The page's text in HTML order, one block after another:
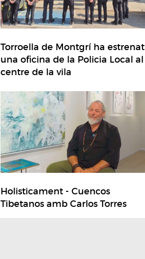
Torroella de Montgrí ha estrenat
una oficina de la Policia Local al
centre de la vila
Holisticament - Cuencos
Tibetanos amb Carlos Torres